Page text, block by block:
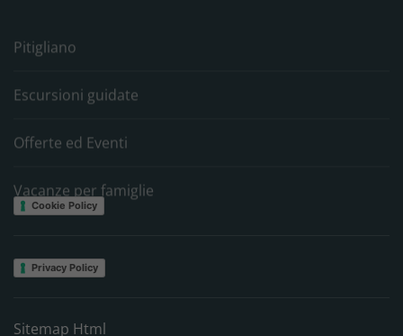
Escursioni guidate
Offerte ed Eventi
Vacanze per famiglie
Cookie Policy
Privacy Policy
Sitemap Html